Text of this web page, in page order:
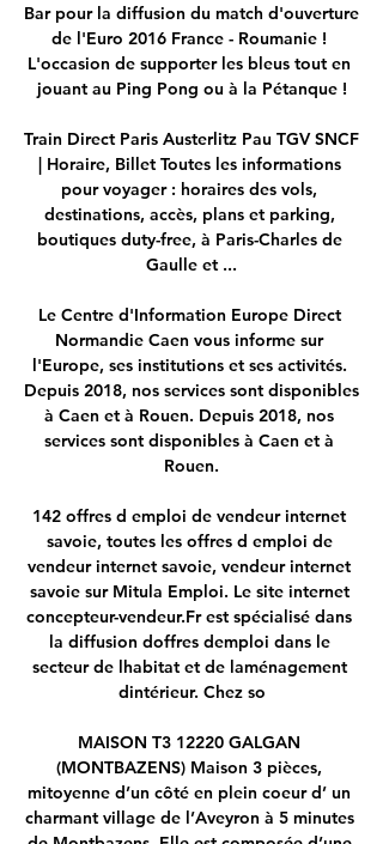
Bar pour la diffusion du match d'ouverture
de l'Euro 2016 France - Roumanie !
L'occasion de supporter les bleus tout en
jouant au Ping Pong ou à la Pétanque !
Train Direct Paris Austerlitz Pau TGV SNCF
| Horaire, Billet Toutes les informations
pour voyager : horaires des vols,
destinations, accès, plans et parking,
boutiques duty-free, à Paris-Charles de
Gaulle et ...
Le Centre d'Information Europe Direct
Normandie Caen vous informe sur
l'Europe, ses institutions et ses activités.
Depuis 2018, nos services sont disponibles
à Caen et à Rouen. Depuis 2018, nos
services sont disponibles à Caen et à
Rouen.
142 offres d emploi de vendeur internet
savoie, toutes les offres d emploi de
vendeur internet savoie, vendeur internet
savoie sur Mitula Emploi. Le site internet
concepteur-vendeur.Fr est spécialisé dans
la diffusion doffres demploi dans le
secteur de lhabitat et de laménagement
dintérieur. Chez so
MAISON T3 12220 GALGAN
(MONTBAZENS) Maison 3 pièces,
mitoyenne d’un côté en plein coeur d’ un
charmant village de l’Aveyron à 5 minutes